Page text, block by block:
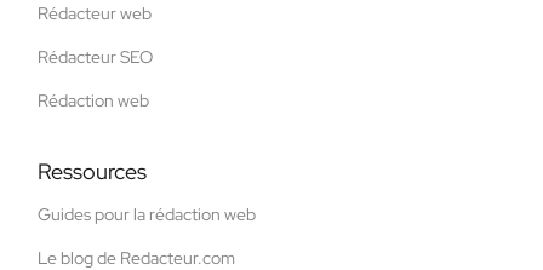
Rédacteur web
Rédacteur SEO
Rédaction web
Ressources
Guides pour la rédaction web
Le blog de Redacteur.com